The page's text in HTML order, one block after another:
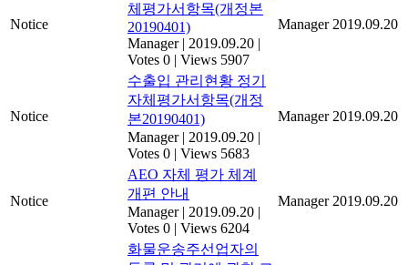
Notice
체평가서항목(개정본
20190401)
Manager | 2019.09.20 |
Votes 0 | Views 5907
Manager 2019.09.20
Notice
수출입 관리현황 정기
자체평가서항목(개정
본20190401)
Manager | 2019.09.20 |
Votes 0 | Views 5683
Manager 2019.09.20
Notice
AEO 자체 평가 체계
개편 안내
Manager | 2019.09.20 |
Votes 0 | Views 6204
Manager 2019.09.20
화물운송주선업자의